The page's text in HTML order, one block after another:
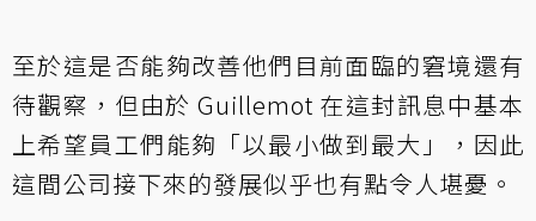
至於這是否能夠改善他們目前面臨的窘境還有
待觀察，但由於 Guillemot 在這封訊息中基本
上希望員工們能夠「以最小做到最大」，因此
這間公司接下來的發展似乎也有點令人堪憂。